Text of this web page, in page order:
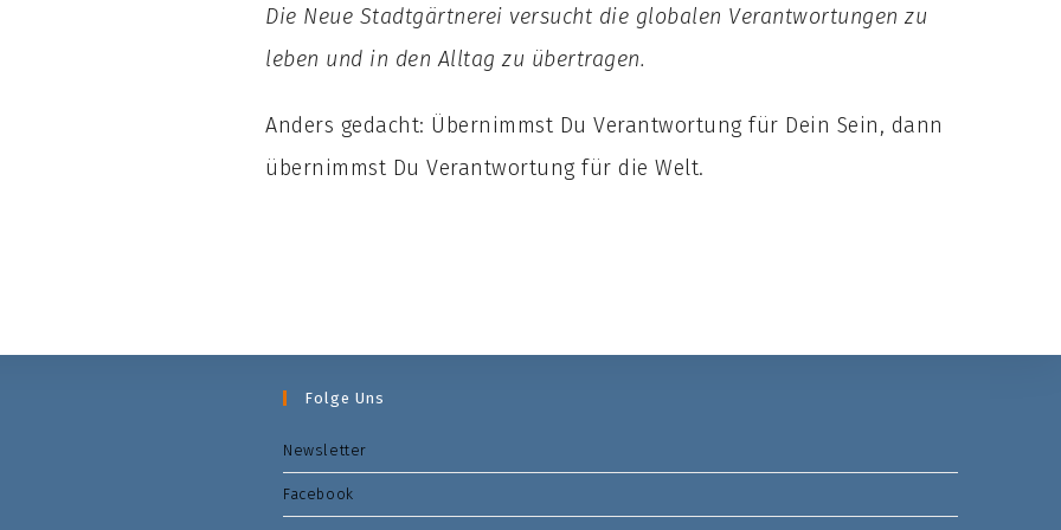
Die Neue Stadtgärtnerei versucht die globalen Verantwortungen zu
leben und in den Alltag zu übertragen.
Anders gedacht: Übernimmst Du Verantwortung für Dein Sein, dann
übernimmst Du Verantwortung für die Welt.
Folge Uns
Newsletter
Facebook